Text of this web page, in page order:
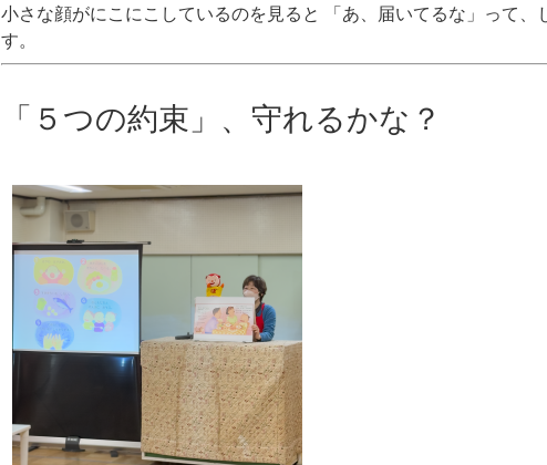
小さな顔がにこにこしているのを見ると 「あ、届いてるな」って、
す。
「５つの約束」、守れるかな？